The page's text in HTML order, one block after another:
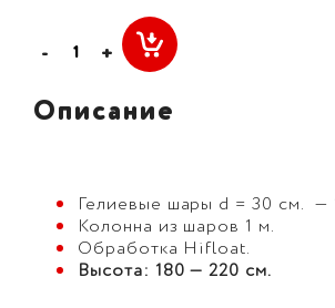
- +
Описание
Гелиевые шары d = 30 см. —
Колонна из шаров 1 м.
Обработка Hifloat.
Высота: 180 — 220 см.